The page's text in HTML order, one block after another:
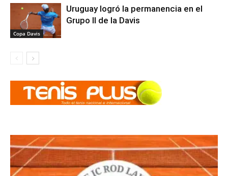
Copa Davis
Uruguay logró la permanencia en el
Grupo II de la Davis